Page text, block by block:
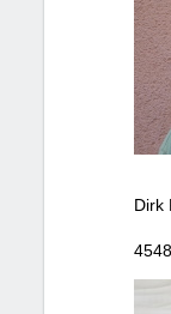
Dirk